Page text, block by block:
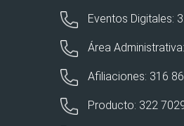
Eventos Digitales:
Área
Afiliaciones: 316
Producto: 322